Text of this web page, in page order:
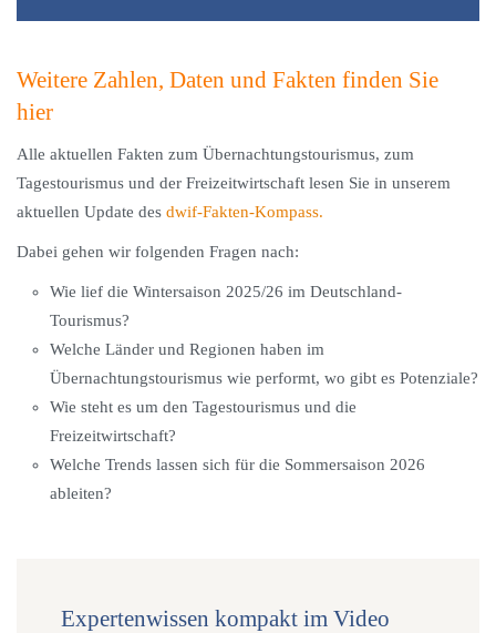
Weitere Zahlen, Daten und Fakten finden Sie
hier
Alle aktuellen Fakten zum Übernachtungstourismus, zum
Tagestourismus und der Freizeitwirtschaft lesen Sie in unserem
aktuellen Update des dwif-Fakten-Kompass.
Dabei gehen wir folgenden Fragen nach:
Wie lief die Wintersaison 2025/26 im Deutschland-
Tourismus?
Welche Länder und Regionen haben im
Übernachtungstourismus wie performt, wo gibt es Potenziale?
Wie steht es um den Tagestourismus und die
Freizeitwirtschaft?
Welche Trends lassen sich für die Sommersaison 2026
ableiten?
Expertenwissen kompakt im Video